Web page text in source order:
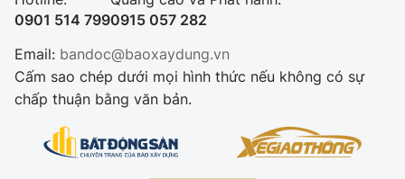
0901 514 7990915 057 282
Email: bandoc@baoxaydung.vn
Cấm sao chép dưới mọi hình thức nếu không có sự
chấp thuận bằng văn bản.